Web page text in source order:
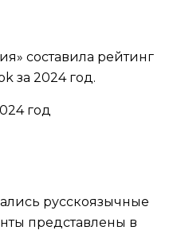
составила рейтинг
за 2024 год.
русскоязычные
представлены в